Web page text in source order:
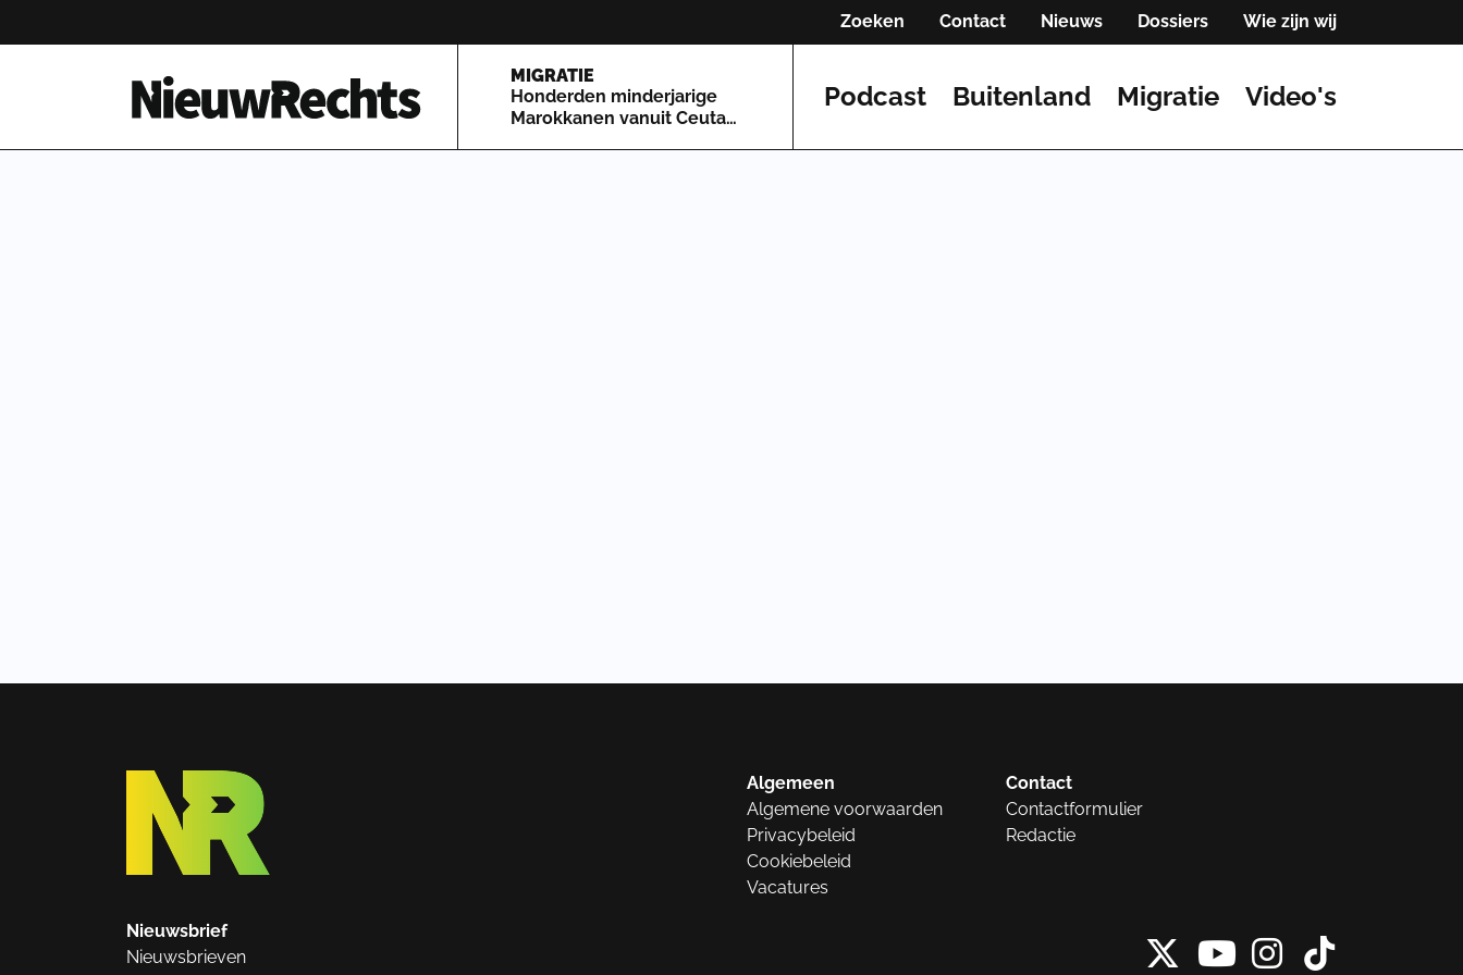
Zoeken Contact Nieuws Dossiers Wie zijn wij
Homepage van NieuwRechts
MIGRATIE
Honderden minderjarige
Marokkanen vanuit Ceuta
Podcast Buitenland Migratie Video's
Algemeen
Algemene voorwaarden
Privacybeleid
Cookiebeleid
Vacatures
Contact
Contactformulier
Redactie
Nieuwsbrief
Nieuwsbrieven
X vanInstagram
Tiktok